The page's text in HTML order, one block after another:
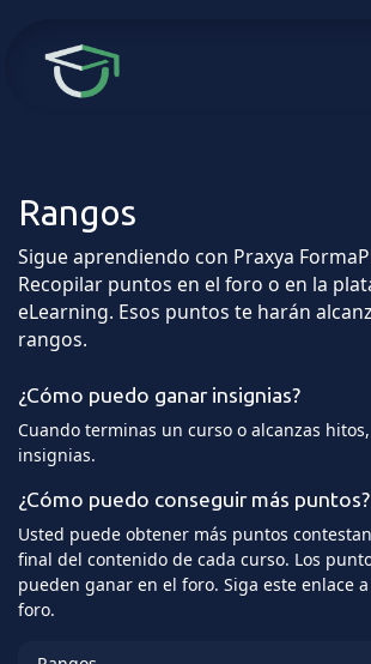
Rangos
Sigue aprendiendo con Praxya
Recopilar puntos en el foro o en la
eLearning. Esos puntos te harán
rangos.
¿Cómo puedo ganar insignias?
Cuando terminas un curso o alcanzas
insignias.
¿Cómo puedo conseguir más puntos?
Usted puede obtener más puntos
final del contenido de cada curso. Los
pueden ganar en el foro. Siga este enlace
foro.